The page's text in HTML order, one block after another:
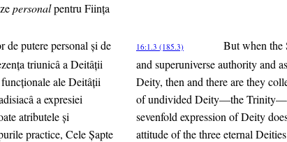
personalpentru Fiinţa
de putere personal şi de
triunicâ a Deitâţii
ale Deitâţii
a expresiei
atributele şi
practice, Cele Şapte
16:1.3 (185.3)
But when the
and superuniverse authority and
Deity, then and there are they
of undivided Deity—the
sevenfold expression of Deity
attitude of the three eternal